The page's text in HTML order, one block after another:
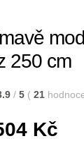
250 cm
/ 5 ( 21
Kč